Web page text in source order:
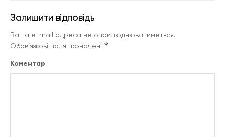
Залишити відповідь
Ваша e-mail адреса не оприлюднюватиметься.
Обов’язкові поля позначені *
Коментар